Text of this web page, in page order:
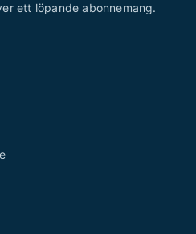
ett löpande abonnemang.